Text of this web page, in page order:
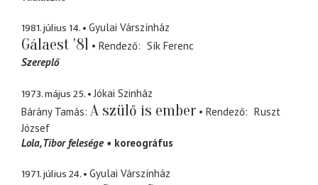
1981. július 14. Gyulai Várszínház
Gálaest '81 Rendező
Sík Ferenc
Szereplő
1973. május 25.
Jókai Szinház
Bárány Tamás A szülő is ember Rendező
Ruszt
József
Lola Tibor felesége koreográfus
1971. július 24.
Gyulai Várszínház